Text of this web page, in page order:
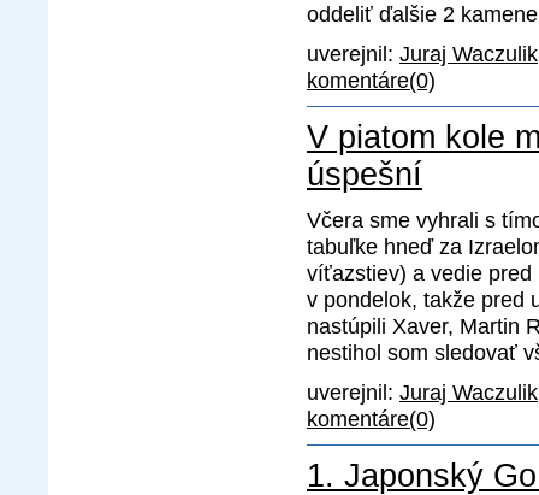
oddeliť ďalšie 2
uverejnil: Juraj Waczulik
komentáre(0)
V piatom kole
úspešní
Včera sme vyhrali s
tabuľke hneď za
víťazstiev) a vedie pred
v pondelok, takže pred
nastúpili Xaver, Martin
nestihol som sledovať
uverejnil: Juraj Waczulik
komentáre(0)
1. Japonský